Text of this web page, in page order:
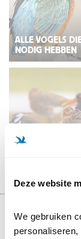
Deze website
We gebruiken
ALLE VOGELS
NODIG HEBBEN
Samen